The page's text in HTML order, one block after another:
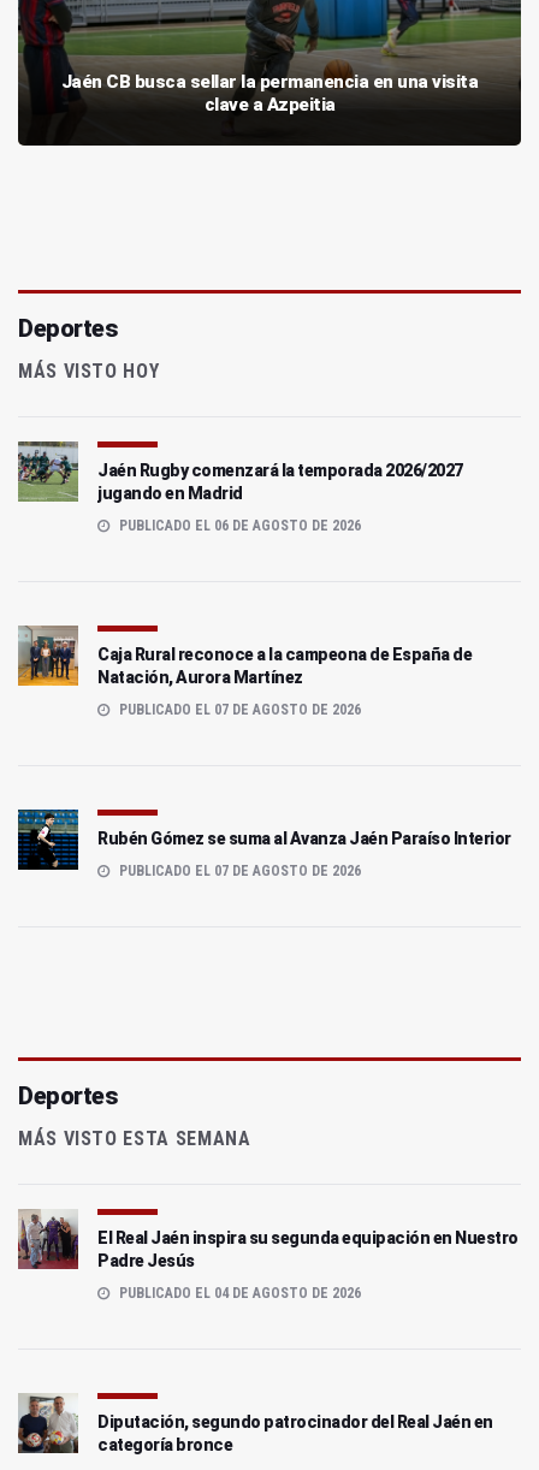
Jaén CB busca sellar la permanencia en una visita
clave a Azpeitia
Deportes
MÁS VISTO HOY
Jaén Rugby comenzará la temporada 2026/2027
jugando en Madrid
PUBLICADO EL 06 DE AGOSTO DE 2026
Caja Rural reconoce a la campeona de España de
Natación, Aurora Martínez
PUBLICADO EL 07 DE AGOSTO DE 2026
Rubén Gómez se suma al Avanza Jaén Paraíso Interior
PUBLICADO EL 07 DE AGOSTO DE 2026
Deportes
MÁS VISTO ESTA SEMANA
El Real Jaén inspira su segunda equipación en Nuestro
Padre Jesús
PUBLICADO EL 04 DE AGOSTO DE 2026
Diputación, segundo patrocinador del Real Jaén en
categoría bronce